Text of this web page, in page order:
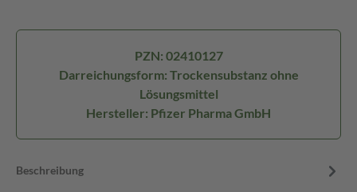
PZN: 02410127
Darreichungsform: Trockensubstanz ohne
Lösungsmittel
Hersteller: Pfizer Pharma GmbH
Beschreibung